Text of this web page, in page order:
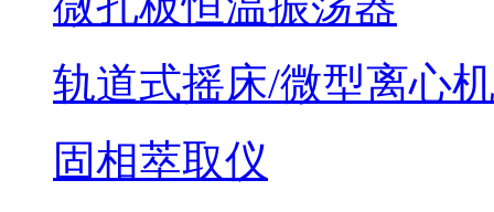
轨道式摇床/微型离心机
固相萃取仪